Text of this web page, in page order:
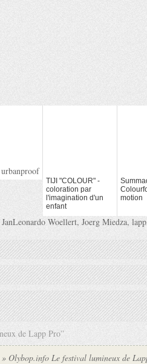
TIJI "COLOUR" -
coloration par
l'imagination d'un
enfant
motion
Woellert, Joerg Miedza,
de Lapp Pro”
Olybop.info Le festival lumineux de